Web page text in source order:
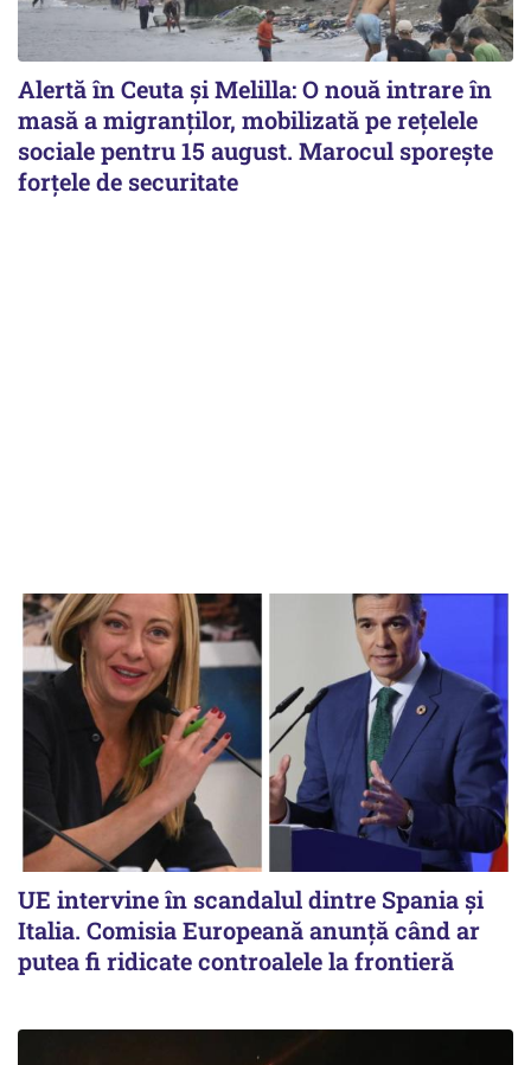
Alertă în Ceuta și Melilla: O nouă intrare în
masă a migranților, mobilizată pe rețelele
sociale pentru 15 august. Marocul sporește
forțele de securitate
UE intervine în scandalul dintre Spania și
Italia. Comisia Europeană anunță când ar
putea fi ridicate controalele la frontieră